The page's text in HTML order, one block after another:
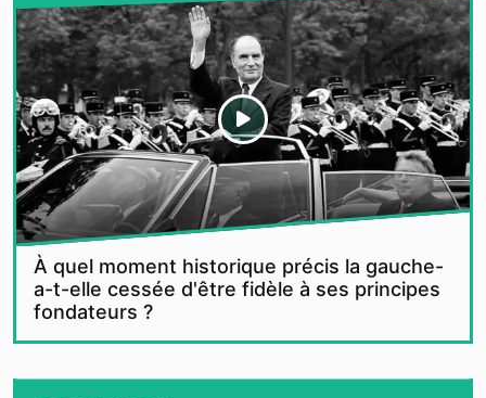
À quel moment historique précis la gauche-
a-t-elle cessée d'être fidèle à ses principes
fondateurs ?